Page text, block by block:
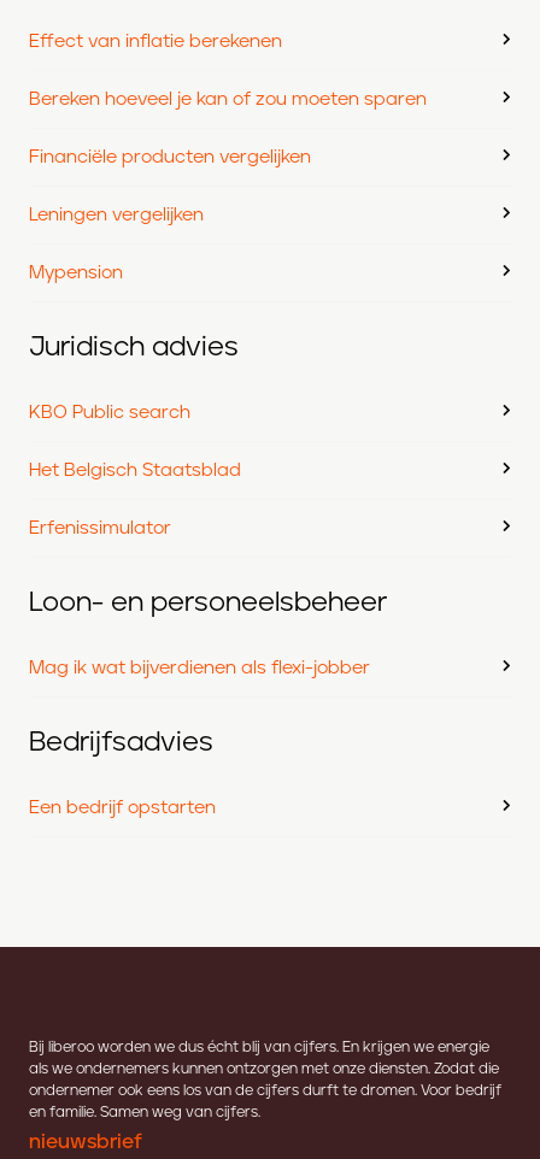
Effect van inflatie berekenen
Bereken hoeveel je kan of zou moeten sparen
Financiële producten vergelijken
Leningen vergelijken
Mypension
Juridisch advies
KBO Public search
Het Belgisch Staatsblad
Erfenissimulator
Loon- en personeelsbeheer
Mag ik wat bijverdienen als flexi-jobber
Bedrijfsadvies
Een bedrijf opstarten
Bij liberoo worden we dus écht blij van cijfers. En krijgen we energie
als we ondernemers kunnen ontzorgen met onze diensten. Zodat die
ondernemer ook eens los van de cijfers durft te dromen. Voor bedrijf
en familie. Samen weg van cijfers.
nieuwsbrief